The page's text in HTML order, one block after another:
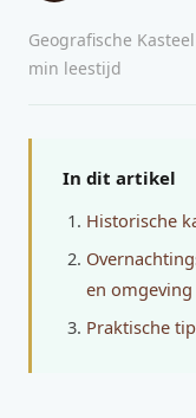
Geografische
min leestijd
In dit artikel
Historische
en omgeving
Praktische